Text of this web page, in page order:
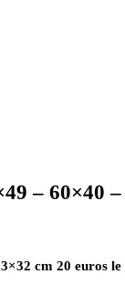
– 60×40
cm 20 euros